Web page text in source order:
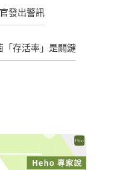
發出警訊
「存活率」是關鍵